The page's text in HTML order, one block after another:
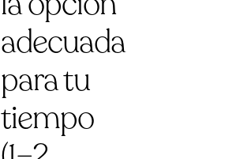
adecuada
para tu
tiempo